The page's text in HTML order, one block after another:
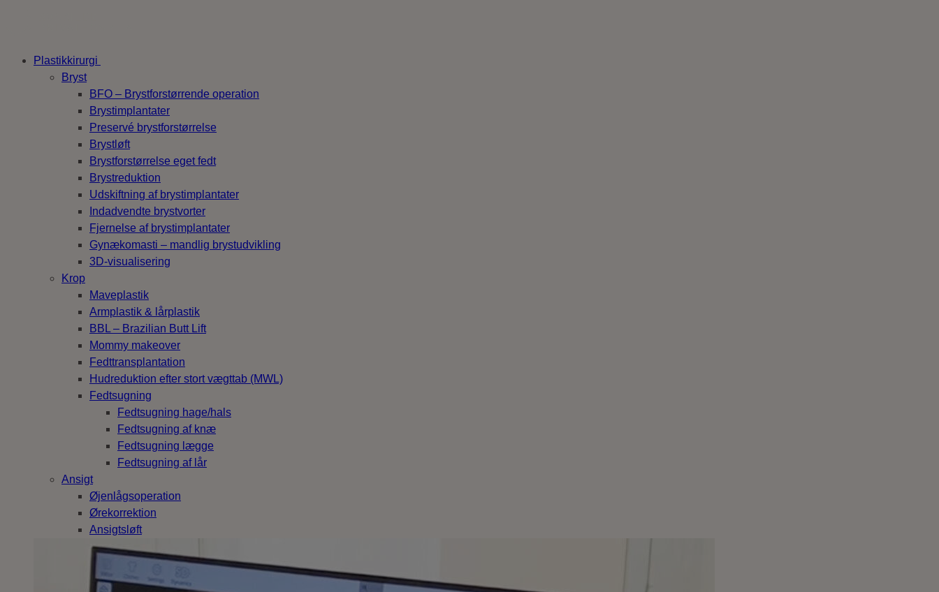
Plastikkirurgi
Bryst
BFO – Brystforstørrende operation
Brystimplantater
Preservé brystforstørrelse
Brystløft
Brystforstørrelse eget fedt
Brystreduktion
Udskiftning af brystimplantater
Indadvendte brystvorter
Fjernelse af brystimplantater
Gynækomasti – mandlig brystudvikling
3D-visualisering
Krop
Maveplastik
Armplastik & lårplastik
BBL – Brazilian Butt Lift
Mommy makeover
Fedttransplantation
Hudreduktion efter stort vægttab (MWL)
Fedtsugning
Fedtsugning hage/hals
Fedtsugning af knæ
Fedtsugning lægge
Fedtsugning af lår
Ansigt
Øjenlågsoperation
Ørekorrektion
Ansigtsløft